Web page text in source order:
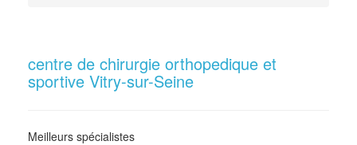
centre de chirurgie orthopedique et
sportive Vitry-sur-Seine
Meilleurs spécialistes